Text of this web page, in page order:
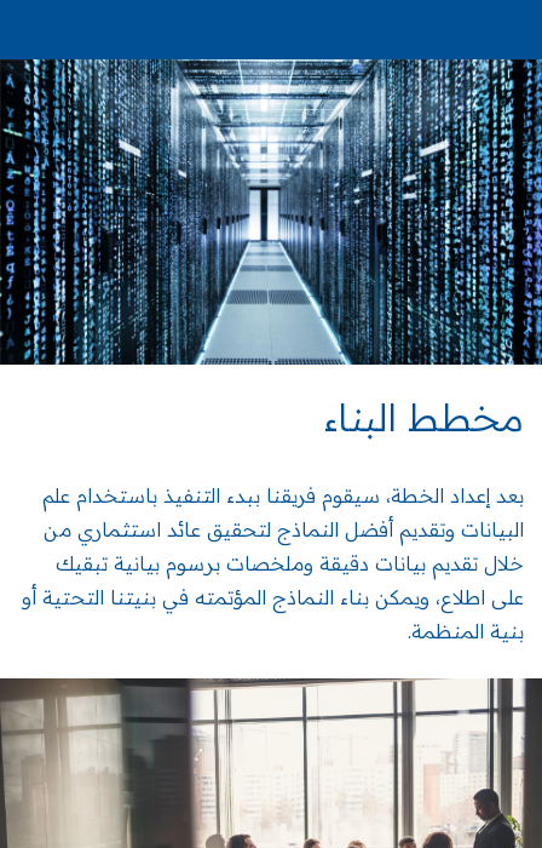
مخطط البناء
بعد إعداد الخطة، سيقوم فريقنا ببدء التنفيذ باستخدام علم
البيانات وتقديم أفضل النماذج لتحقيق عائد استثماري من
خلال تقديم بيانات دقيقة وملخصات برسوم بيانية تبقيك
على اطلاع، ويمكن بناء النماذج المؤتمته في بنيتنا التحتية أو
بنية المنظمة.